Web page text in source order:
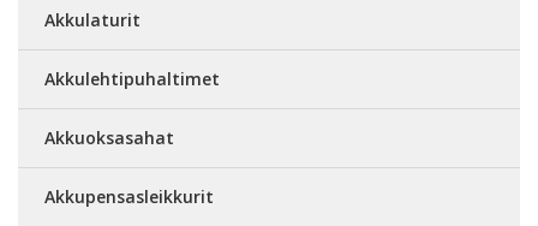
Akkulaturit
Akkulehtipuhaltimet
Akkuoksasahat
Akkupensasleikkurit